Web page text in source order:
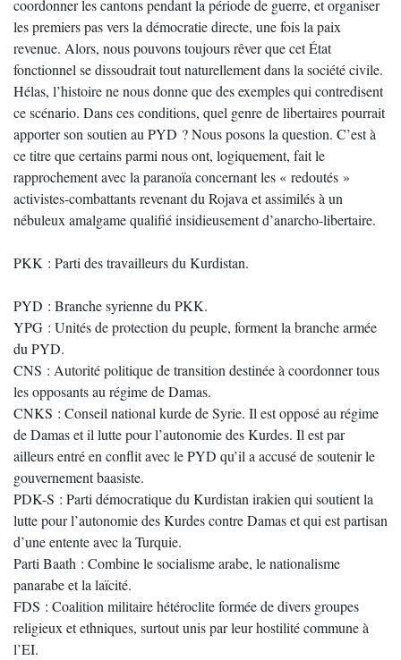
coordonner les cantons pendant la période de guerre, et organiser
les premiers pas vers la démocratie directe, une fois la paix
revenue. Alors, nous pouvons toujours rêver que cet État
fonctionnel se dissoudrait tout naturellement dans la société civile.
Hélas, l’histoire ne nous donne que des exemples qui contredisent
ce scénario. Dans ces conditions, quel genre de libertaires pourrait
apporter son soutien au PYD ? Nous posons la question. C’est à
ce titre que certains parmi nous ont, logiquement, fait le
rapprochement avec la paranoïa concernant les « redoutés »
activistes-combattants revenant du Rojava et assimilés à un
nébuleux amalgame qualifié insidieusement d’anarcho-libertaire.
PKK : Parti des travailleurs du Kurdistan.
PYD : Branche syrienne du PKK.
YPG : Unités de protection du peuple, forment la branche armée
du PYD.
CNS : Autorité politique de transition destinée à coordonner tous
les opposants au régime de Damas.
CNKS : Conseil national kurde de Syrie. Il est opposé au régime
de Damas et il lutte pour l’autonomie des Kurdes. Il est par
ailleurs entré en conflit avec le PYD qu’il a accusé de soutenir le
gouvernement baasiste.
PDK-S : Parti démocratique du Kurdistan irakien qui soutient la
lutte pour l’autonomie des Kurdes contre Damas et qui est partisan
d’une entente avec la Turquie.
Parti Baath : Combine le socialisme arabe, le nationalisme
panarabe et la laïcité.
FDS : Coalition militaire hétéroclite formée de divers groupes
religieux et ethniques, surtout unis par leur hostilité commune à
l’EI.